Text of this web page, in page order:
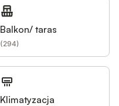
Balkon/ taras
(294)
Klimatyzacja